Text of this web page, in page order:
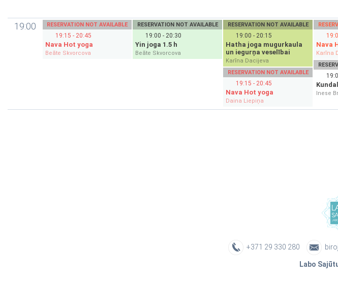
19:00 RESERVATION NOT AVAILABLE
19:15 - 20:45
Nava Hot yoga
Beāte Skvorcova
RESERVATION NOT AVAILABLE
19:00 - 20:30
Yin joga 1.5 h
Beāte Skvorcova
RESERVATION NOT AVAILABLE
19:00 - 20:15
Hatha joga mugurkaula
un iegurņa veselībai
Karīna Dacijeva
RESERVATION NOT AVAILABLE
19:15 - 20:45
Nava Hot yoga
Daina Liepiņa
Nava
Karīna
Inese
+371 29 330 280
Labo